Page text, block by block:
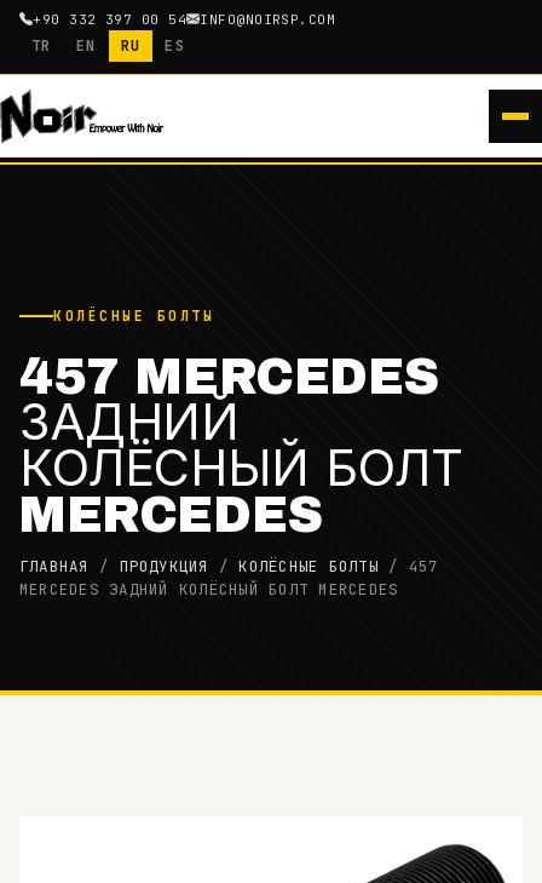
+90 332 397 00 54 INFO@NOIRSP.COM
TR EN RU ES
КОЛЁСНЫЕ БОЛТЫ
457 MERCEDES
ЗАДНИЙ
КОЛЁСНЫЙ БОЛТ
MERCEDES
ГЛАВНАЯ / ПРОДУКЦИЯ /КОЛЁСНЫЕ БОЛТЫ / 457
MERCEDES ЗАДНИЙ КОЛЁСНЫЙ БОЛТ MERCEDES